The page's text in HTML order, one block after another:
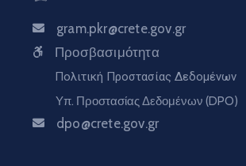
gram.pkr@crete.gov.gr
Προσβασιμότητα
Πολιτική Προστασίας Δεδομένων
Υπ. Προστασίας Δεδομένων (DPO)
dpo@crete.gov.gr